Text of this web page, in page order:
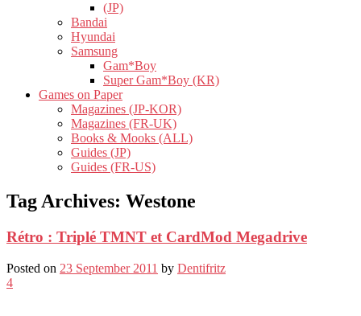
(JP)
Bandai
Hyundai
Samsung
Gam*Boy
Super Gam*Boy (KR)
Games on Paper
Magazines (JP-KOR)
Magazines (FR-UK)
Books & Mooks (ALL)
Guides (JP)
Guides (FR-US)
Tag Archives: Westone
Rétro : Triplé TMNT et CardMod Megadrive
Posted on 23 September 2011 by Dentifritz
4